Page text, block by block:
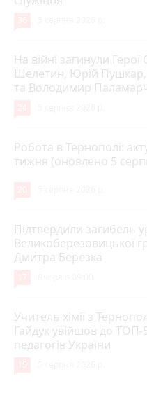
На війні загинули Герої
Шелетин, Юрій Пушкар,
та Володимир
Робота в Тернополі:
тижня (оновлено 5
Підтвердили загибель
Великоберезовицької
Дмитра Березка
Учитель хімії з
Гайдук увійшов до
педагогів України